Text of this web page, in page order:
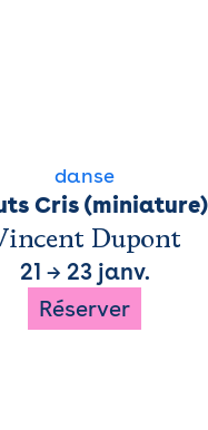
danse
Cris (miniature)
Dupont
21 → 23 janv.
Réserver